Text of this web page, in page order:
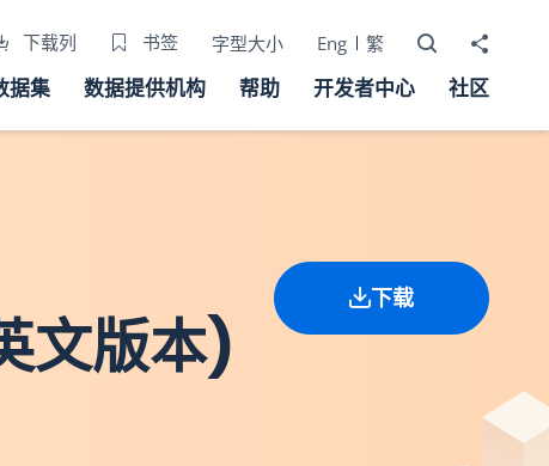
下载列 书签 字型大小 Eng 繁 打开搜寻器
分享至
据集 数据提供机构 帮助 开发者中心 社区
文版本)
下载